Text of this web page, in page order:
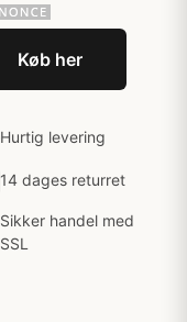
Køb her
Hurtig levering
14 dages returret
Sikker handel med
SSL